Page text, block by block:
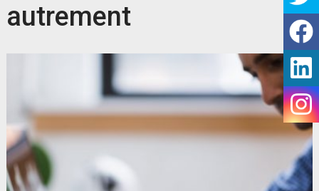
autrement